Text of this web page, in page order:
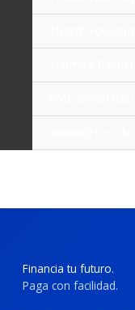
Financia tu futuro.
Paga con facilidad.